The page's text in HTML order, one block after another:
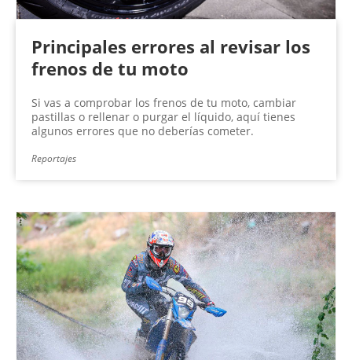
Principales errores al revisar los
frenos de tu moto
Si vas a comprobar los frenos de tu moto, cambiar
pastillas o rellenar o purgar el líquido, aquí tienes
algunos errores que no deberías cometer.
Reportajes